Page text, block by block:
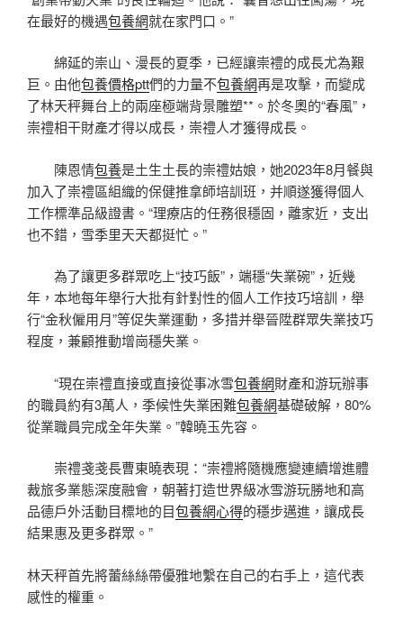
在最好的機遇包養網就在家門口。”
綿延的崇山、漫長的夏季，已經讓崇禮的成長尤為艱
巨。由他包養價格ptt們的力量不包養網再是攻擊，而變成
了林天秤舞台上的兩座極端背景雕塑**。於冬奧的“春風”，
崇禮相干財產才得以成長，崇禮人才獲得成長。
陳恩情包養是土生土長的崇禮姑娘，她2023年8月餐與
加入了崇禮區組織的保健推拿師培訓班，并順遂獲得個人
工作標準品級證書。“理療店的任務很穩固，離家近，支出
也不錯，雪季里天天都挺忙。”
為了讓更多群眾吃上“技巧飯”，端穩“失業碗”，近幾
年，本地每年舉行大批有針對性的個人工作技巧培訓，舉
行“金秋僱用月”等促失業運動，多措并舉晉陞群眾失業技巧
程度，兼顧推動增崗穩失業。
“現在崇禮直接或直接從事冰雪包養網財產和游玩辦事
的職員約有3萬人，季候性失業困難包養網基礎破解，80%
從業職員完成全年失業。”韓曉玉先容。
崇禮戔戔長曹東曉表現：“崇禮將隨機應變連續增進體
裁旅多業態深度融會，朝著打造世界級冰雪游玩勝地和高
品德戶外活動目標地的目包養網心得的穩步邁進，讓成長
結果惠及更多群眾。”
林天秤首先將蕾絲絲帶優雅地繫在自己的右手上，這代表
感性的權重。